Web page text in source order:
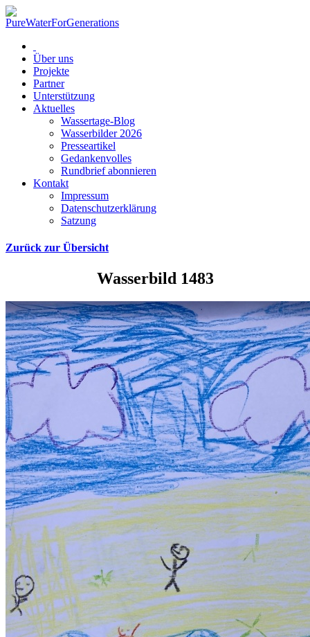
Über uns
Projekte
Partner
Unterstützung
Aktuelles
Wassertage-Blog
Wasserbilder 2026
Presseartikel
Gedankenvolles
Rundbrief abonnieren
Kontakt
Impressum
Datenschutzerklärung
Satzung
Zurück zur Übersicht
Wasserbild 1483